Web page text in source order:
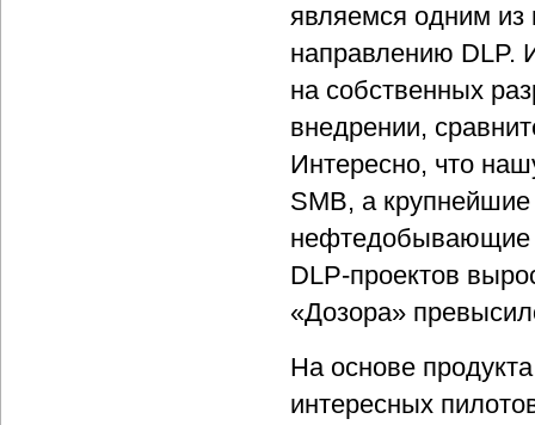
являемся одним из
направлению DLP.
на собственных
внедрении,
Интересно, что
SMB, а
нефтедобывающие
DLP-проектов
«Дозора»
На основе
интересных